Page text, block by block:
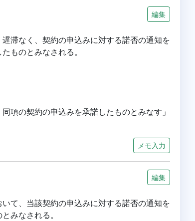
編集
滞なく、契約の申込みに対する諾否の通知を
ものとみなされる。
項の契約の申込みを承諾したものとみなす」
メモ入力
編集
て、当該契約の申込みに対する諾否の通知を
みなされる。